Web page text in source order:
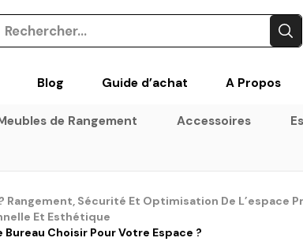
Blog Guide d’achat A Propos
de Rangement Accessoires
Rangement, Sécurité Et Optimisation De L’espace
Et Esthétique
Choisir Pour Votre Espace ?